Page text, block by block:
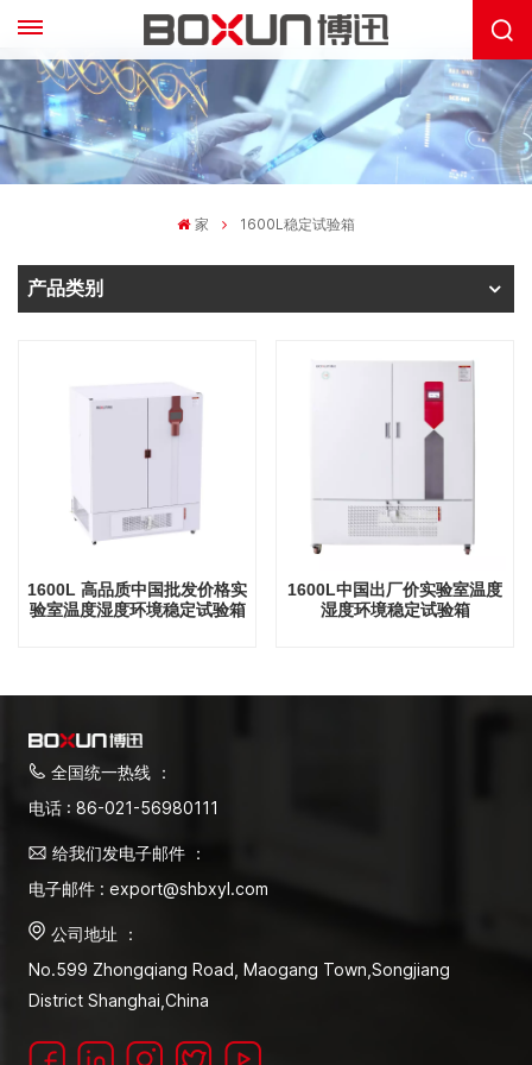
家 1600L稳定试验箱
产品类别
1600L 高品质中国批发价格实
验室温度湿度环境稳定试验箱
1600L中国出厂价实验室温度
湿度环境稳定试验箱
全国统一热线 ：
电话 : 86-021-56980111
给我们发电子邮件 ：
电子邮件 : export@shbxyl.com
公司地址 ：
No.599 Zhongqiang Road, Maogang Town,Songjiang
District Shanghai,China